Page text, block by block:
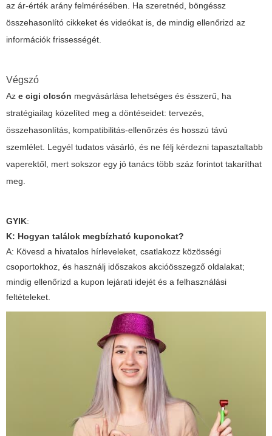
az ár-érték arány felmérésében. Ha szeretnéd, böngéssz
összehasonlító cikkeket és videókat is, de mindig ellenőrizd az
információk frissességét.
Végszó
Az e cigi olcsón megvásárlása lehetséges és ésszerű, ha
stratégiailag közelíted meg a döntéseidet: tervezés,
összehasonlítás, kompatibilitás-ellenőrzés és hosszú távú
szemlélet. Legyél tudatos vásárló, és ne félj kérdezni tapasztaltabb
vaperektől, mert sokszor egy jó tanács több száz forintot takaríthat
meg.
GYIK:
K: Hogyan találok megbízható kuponokat?
A: Kövesd a hivatalos hírleveleket, csatlakozz közösségi
csoportokhoz, és használj időszakos akcióösszegző oldalakat;
mindig ellenőrizd a kupon lejárati idejét és a felhasználási
feltételeket.